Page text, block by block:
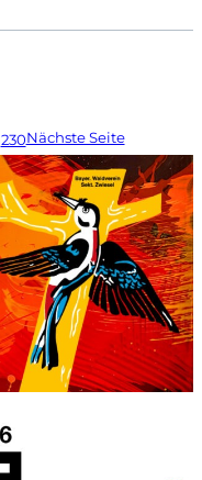
230Nächste Seite